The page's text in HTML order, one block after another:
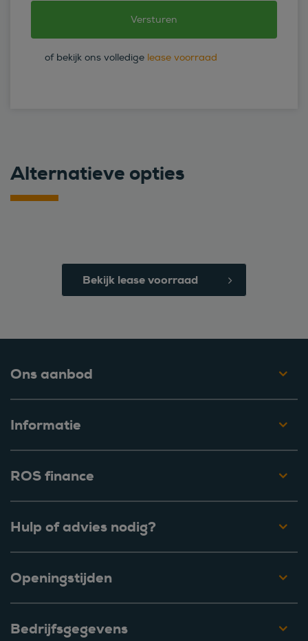
of bekijk ons volledige lease voorraad
Alternatieve opties
Bekijk lease voorraad
Ons aanbod
Informatie
ROS finance
Hulp of advies nodig?
Openingstijden
Bedrijfsgegevens